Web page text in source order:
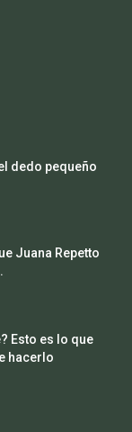
dedo pequeño
Juana Repetto
Esto es lo que
hacerlo